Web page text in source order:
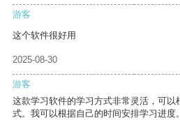
游客
这个软件很好用
2025-08-30
游客
这款学习软件的学习方式非常灵活，可以
式。我可以根据自己的时间安排学习进度。